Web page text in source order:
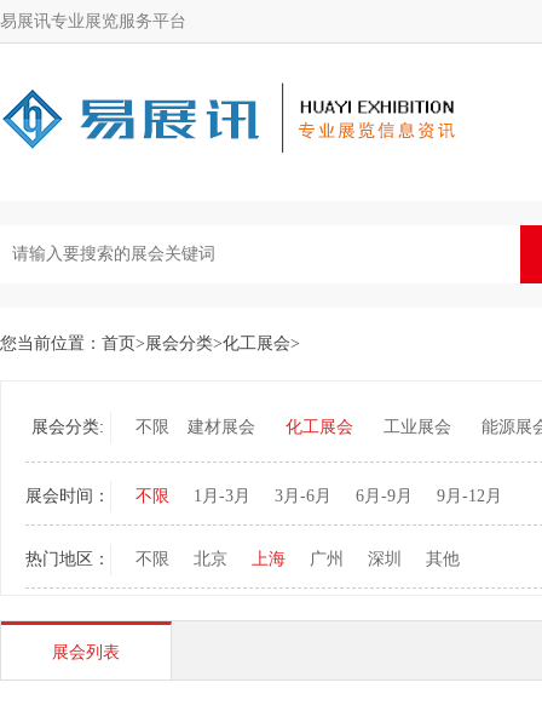
易展讯专业展览服务平台
您当前位置： 首页>展会分类>化工展会>
展会分类: 不限 建材展会 化工展会 工业展会 能源展
展会时间： 不限 1月-3月 3月-6月 6月-9月 9月-12月
热门地区： 不限 北京 上海 广州 深圳 其他
展会列表